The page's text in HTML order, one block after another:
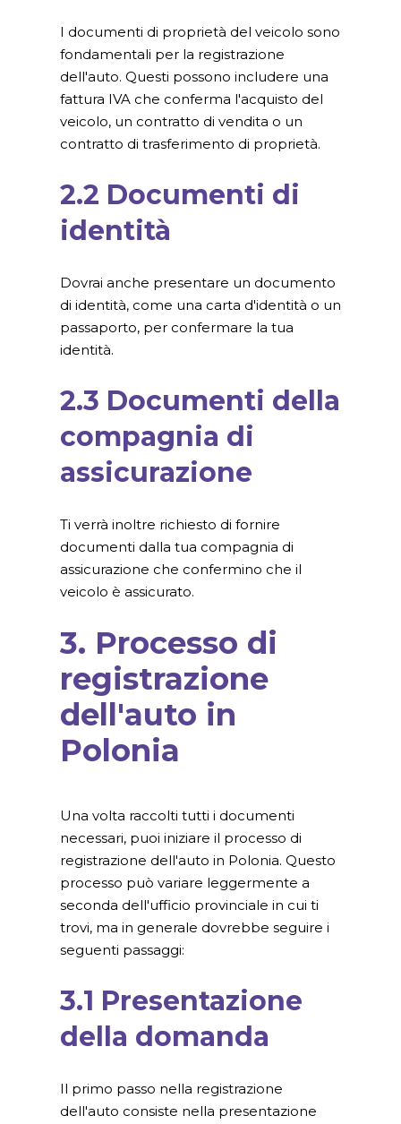
I documenti di proprietà del veicolo sono
fondamentali per la registrazione
dell'auto. Questi possono includere una
fattura IVA che conferma l'acquisto del
veicolo, un contratto di vendita o un
contratto di trasferimento di proprietà.
2.2 Documenti di
identità
Dovrai anche presentare un documento
di identità, come una carta d'identità o un
passaporto, per confermare la tua
identità.
2.3 Documenti della
compagnia di
assicurazione
Ti verrà inoltre richiesto di fornire
documenti dalla tua compagnia di
assicurazione che confermino che il
veicolo è assicurato.
3. Processo di
registrazione
dell'auto in
Polonia
Una volta raccolti tutti i documenti
necessari, puoi iniziare il processo di
registrazione dell'auto in Polonia. Questo
processo può variare leggermente a
seconda dell'ufficio provinciale in cui ti
trovi, ma in generale dovrebbe seguire i
seguenti passaggi:
3.1 Presentazione
della domanda
Il primo passo nella registrazione
dell'auto consiste nella presentazione